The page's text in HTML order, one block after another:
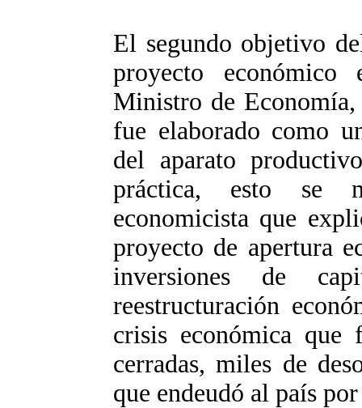
El segundo objetivo
proyecto
Ministro de
fue elaborado como
del aparato
práctica, esto se
economicista que
proyecto de apertura
inversiones de
reestructuración
crisis económica que
cerradas, miles de
que endeudó al país